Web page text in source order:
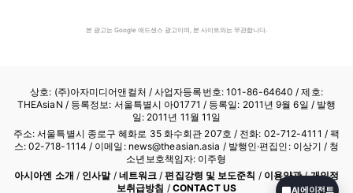
본 광고는 Google 애드센스 광고이며, 본 사이트와는 무관합니다.
상호: (주)아자미디어앤컬처 /사업자등록번호: 101-86-64640 / 제호:
THEAsiaN / 등록정보: 서울특별시 아01771 / 등록일: 2011년 9월 6일 / 발행
일: 2011년 11월 11일
주소: 서울특별시 종로구 혜화로 35 화수회관 207호 / 전화: 02-712-4111 / 팩
스: 02-718-1114 / 이메일: news@theasian.asia / 발행인·편집인: 이상기 / 청
소년보호책임자: 이주형
아시아엔 소개 / 인사말/ 네트워크 /편집강령 및 보도준칙 / 이용약관/개인정
보취급방침 / CONTACT US AI 에이전트